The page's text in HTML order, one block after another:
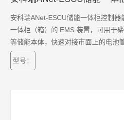
安科瑞ANet-ESCU储能一体柜控制
一体柜（箱）的 EMS 装置，可用于
等储能本体，快速对接市面上的电池
变器（PCS）、电量计量、动力环境
采集、存储。其具备监视控制、能量
型号：